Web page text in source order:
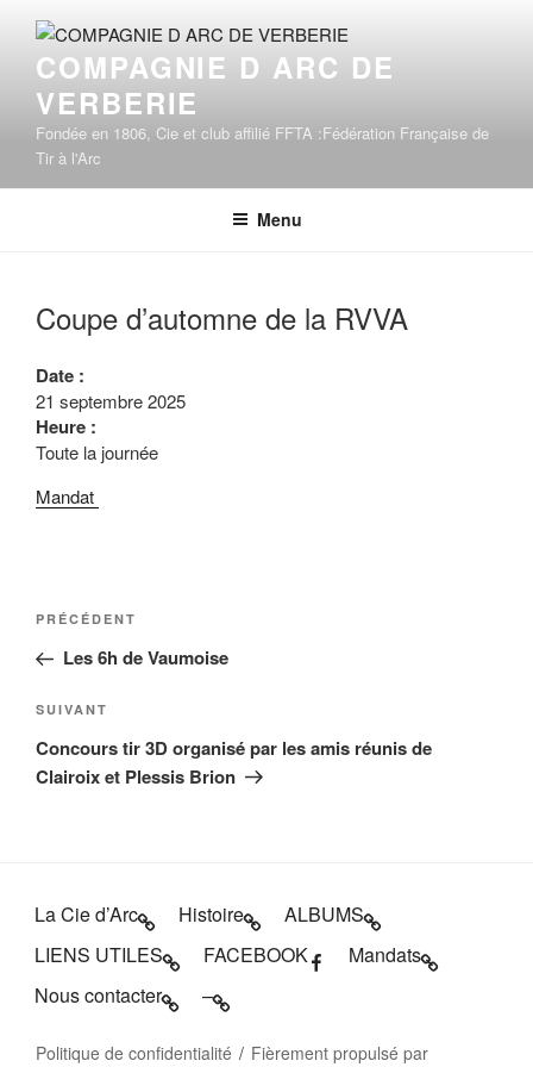
contenu
principal
COMPAGNIE D ARC DE
VERBERIE
Fondée en 1806, Cie et club affilié FFTA :Fédération Française de
Tir à l'Arc
Menu
Coupe d’automne de la RVVA
Date :
21 septembre 2025
Heure :
Toute la journée
Mandat
Navigation
l’article
Article
précédent
PRÉCÉDENT
Les 6h de Vaumoise
Article
suivant
SUIVANT
Concours tir 3D organisé par les amis réunis de
Clairoix et Plessis Brion
La Cie d’Arc Histoire
ALBUMS
LIENS UTILES
FACEBOOK
Mandats
Nous contacter
–
Politique de confidentialité Fièrement propulsé par